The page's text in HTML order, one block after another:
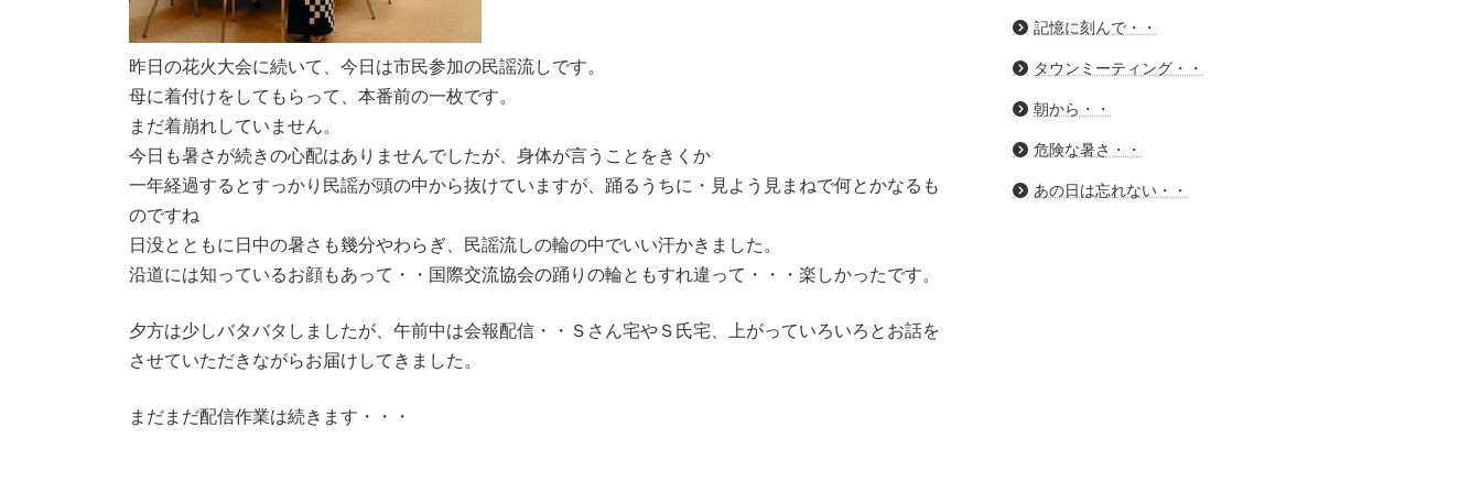
昨日の花火大会に続いて、今日は市民参加の民謡流しです。
母に着付けをしてもらって、本番前の一枚です。
まだ着崩れしていません。
今日も暑さが続きの心配はありませんでしたが、身体が言うことをきくか
一年経過するとすっかり民謡が頭の中から抜けていますが、踊るうちに・見よう見まねで何とかなるも
のですね
日没とともに日中の暑さも幾分やわらぎ、民謡流しの輪の中でいい汗かきました。
沿道には知っているお顔もあって・・国際交流協会の踊りの輪ともすれ違って・・・楽しかったです。
夕方は少しバタバタしましたが、午前中は会報配信・・Ｓさん宅やＳ氏宅、上がっていろいろとお話を
させていただきながらお届けしてきました。
まだまだ配信作業は続きます・・・
記憶に刻んで・・
タウンミーティング・・
朝から・・
危険な暑さ・・
あの日は忘れない・・